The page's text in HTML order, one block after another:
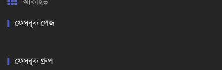
ফেসবুক পেজ
ফেসবুক গ্রুপ